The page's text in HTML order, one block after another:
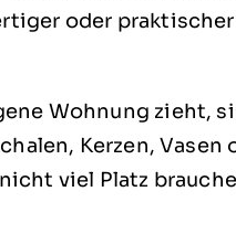
oder
Wohnung zieht,
Kerzen,
viel Platz